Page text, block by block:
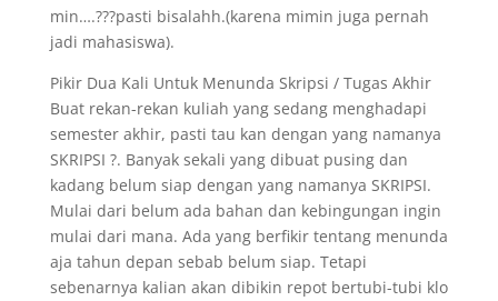
min….???pasti bisalahh.(karena mimin juga pernah
jadi mahasiswa).
Pikir Dua Kali Untuk Menunda Skripsi / Tugas Akhir
Buat rekan-rekan kuliah yang sedang menghadapi
semester akhir, pasti tau kan dengan yang namanya
SKRIPSI ?. Banyak sekali yang dibuat pusing dan
kadang belum siap dengan yang namanya SKRIPSI.
Mulai dari belum ada bahan dan kebingungan ingin
mulai dari mana. Ada yang berfikir tentang menunda
aja tahun depan sebab belum siap. Tetapi
sebenarnya kalian akan dibikin repot bertubi-tubi klo